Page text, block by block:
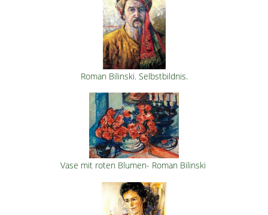
Roman Bilinski. Selbstbildnis.
Vase mit roten Blumen- Roman Bilinski